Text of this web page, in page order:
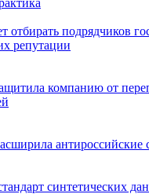
подрядчиков
репутации
компанию от
антироссийские
синтетических